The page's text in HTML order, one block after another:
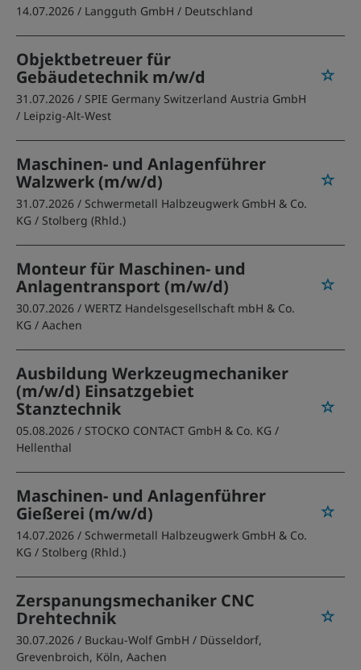
14.07.2026 / Langguth GmbH / Deutschland
Objektbetreuer für
Gebäudetechnik m/w/d
31.07.2026 / SPIE Germany Switzerland Austria GmbH
/ Leipzig-Alt-West
Maschinen- und Anlagenführer
Walzwerk (m/w/d)
31.07.2026 / Schwermetall Halbzeugwerk GmbH & Co.
KG / Stolberg (Rhld.)
Monteur für Maschinen- und
Anlagentransport (m/w/d)
30.07.2026 / WERTZ Handelsgesellschaft mbH & Co.
KG / Aachen
Ausbildung Werkzeugmechaniker
(m/w/d) Einsatzgebiet
Stanztechnik
05.08.2026 / STOCKO CONTACT GmbH & Co. KG /
Hellenthal
Maschinen- und Anlagenführer
Gießerei (m/w/d)
14.07.2026 / Schwermetall Halbzeugwerk GmbH & Co.
KG / Stolberg (Rhld.)
Zerspanungsmechaniker CNC
Drehtechnik
30.07.2026 / Buckau-Wolf GmbH / Düsseldorf,
Grevenbroich, Köln, Aachen